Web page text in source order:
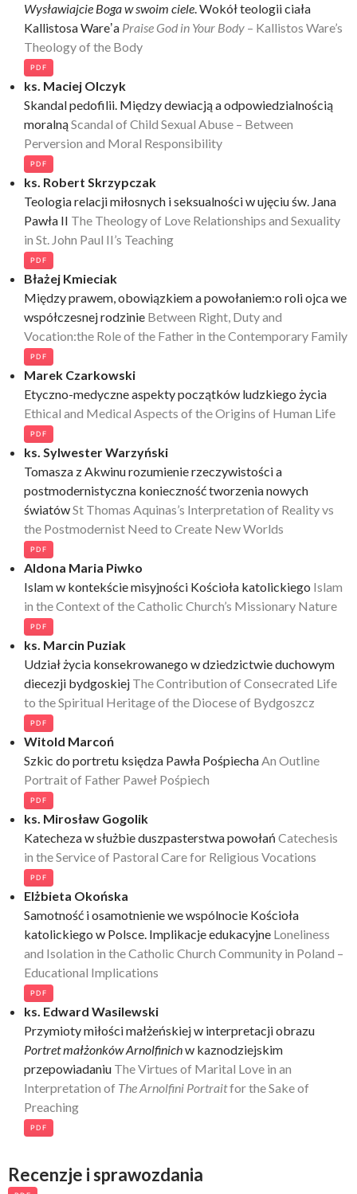
Wysławiajcie Boga w swoim ciele. Wokół teologii ciała
Kallistosa Wareʼa Praise God in Your Body – Kallistos Ware’s
Theology of the Body
PDF
ks. Maciej Olczyk
Skandal pedofilii. Między dewiacją a odpowiedzialnością
moralnąScandal of Child Sexual Abuse – Between
Perversion and Moral Responsibility
PDF
ks. Robert Skrzypczak
Teologia relacji miłosnych i seksualności w ujęciu św. Jana
Pawła II The Theology of Love Relationships and Sexuality
in St. John Paul II’s Teaching
PDF
Błażej Kmieciak
Między prawem, obowiązkiem a powołaniem:o roli ojca we
współczesnej rodzinie Between Right, Duty and
Vocation:the Role of the Father in the Contemporary Family
PDF
Marek Czarkowski
Etyczno-medyczne aspekty początków ludzkiego życia
Ethical and Medical Aspects of the Origins of Human Life
PDF
ks. Sylwester Warzyński
Tomasza z Akwinu rozumienie rzeczywistości a
postmodernistyczna konieczność tworzenia nowych
światówSt Thomas Aquinas’s Interpretation of Reality vs
the Postmodernist Need to Create New Worlds
PDF
Aldona Maria Piwko
Islam w kontekście misyjności Kościoła katolickiego Islam
in the Context of the Catholic Church’s Missionary Nature
PDF
ks. Marcin Puziak
Udział życia konsekrowanego w dziedzictwie duchowym
diecezji bydgoskiej The Contribution of Consecrated Life
to the Spiritual Heritage of the Diocese of Bydgoszcz
PDF
Witold Marcoń
Szkic do portretu księdza Pawła PośpiechaAn Outline
Portrait of Father Paweł Pośpiech
PDF
ks. Mirosław Gogolik
Katecheza w służbie duszpasterstwa powołań Catechesis
in the Service of Pastoral Care for Religious Vocations
PDF
Elżbieta Okońska
Samotność i osamotnienie we wspólnocie Kościoła
katolickiego w Polsce. Implikacje edukacyjne Loneliness
and Isolation in the Catholic Church Community in Poland –
Educational Implications
PDF
ks. Edward Wasilewski
Przymioty miłości małżeńskiej w interpretacji obrazu
Portret małżonkówArnolfinichw kaznodziejskim
przepowiadaniu The Virtues of Marital Love in an
Interpretation of The Arnolfini Portraitfor the Sake of
Preaching
PDF
Recenzje i sprawozdania